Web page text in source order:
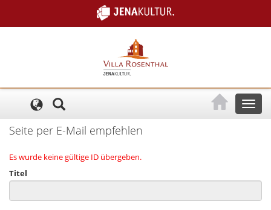
Toggle
Seite per E-Mail empfehlen
Es wurde keine gültige ID übergeben.
Titel